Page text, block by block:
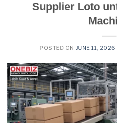
Supplier Loto
POSTED ON JUNE 11, 2026